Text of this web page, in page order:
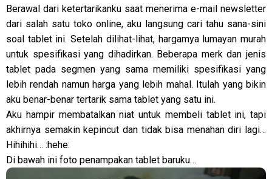
Berawal dari ketertarikanku saat menerima e-mail newsletter
dari salah satu toko online, aku langsung cari tahu sana-sini
soal tablet ini. Setelah dilihat-lihat, hargamya lumayan murah
untuk spesifikasi yang dihadirkan. Beberapa merk dan jenis
tablet pada segmen yang sama memiliki spesifikasi yang
lebih rendah namun harga yang lebih mahal. Itulah yang bikin
aku benar-benar tertarik sama tablet yang satu ini.
Aku hampir membatalkan niat untuk membeli tablet ini, tapi
akhirnya semakin kepincut dan tidak bisa menahan diri lagi…
Hihihihi… :hehe:
Di bawah ini foto penampakan tablet baruku…